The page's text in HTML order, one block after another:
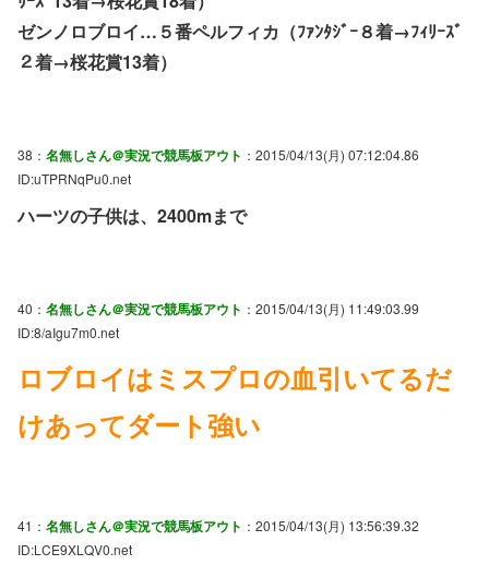
ゼンノロブロイ…５番ペルフィカ（ﾌｧﾝﾀｼﾞｰ８着→ﾌｨﾘｰｽﾞ
２着→桜花賞13着）
38： 名無しさん＠実況で競馬板アウト ：2015/04/13(月) 07:12:04.86
ID:uTPRNqPu0.net
ハーツの子供は、2400mまで
40： 名無しさん＠実況で競馬板アウト ：2015/04/13(月) 11:49:03.99
ID:8/aIgu7m0.net
ロブロイはミスプロの血引いてるだ
けあってダート強い
41： 名無しさん＠実況で競馬板アウト ：2015/04/13(月) 13:56:39.32
ID:LCE9XLQV0.net